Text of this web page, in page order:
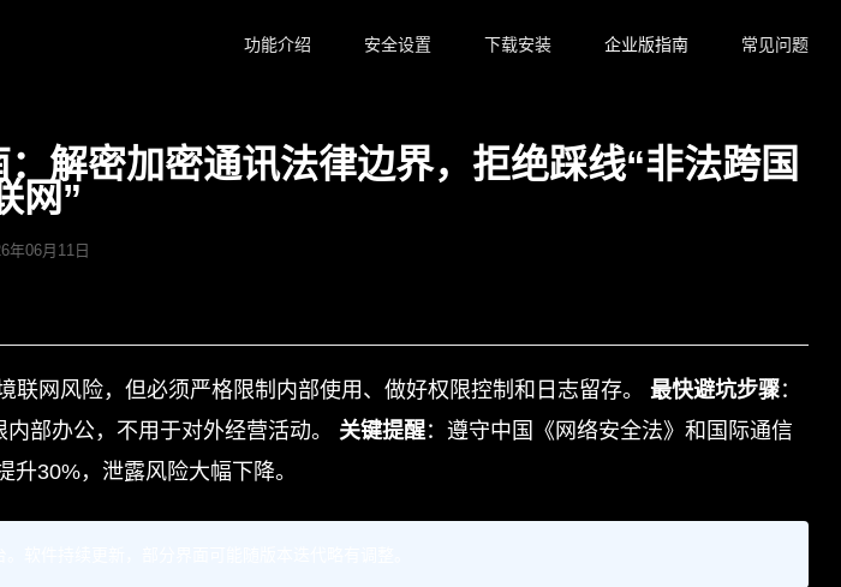
功能介绍 安全设置 下载安装 企业版指南 常见问题
解密加密通讯法律边界，拒绝踩线“非法跨国
网”
年06月11日
网风险，但必须严格限制内部使用、做好权限控制和日志留存。 最快避坑步骤：
部办公，不用于对外经营活动。 关键提醒：遵守中国《网络安全法》和国际通信
30%，泄露风险大幅下降。